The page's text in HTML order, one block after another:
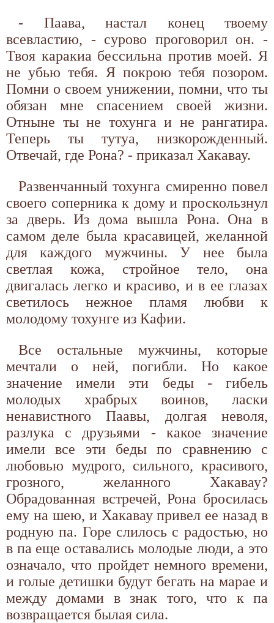
- Паава, настал конец твоему
всевластию, - сурово проговорил он. -
Твоя каракиа бессильна против моей. Я
не убью тебя. Я покрою тебя позором.
Помни о своем унижении, помни, что ты
обязан мне спасением своей жизни.
Отныне ты не тохунга и не рангатира.
Теперь ты тутуа, низкорожденный.
Отвечай, где Рона? - приказал Хакавау.
Развенчанный тохунга смиренно повел
своего соперника к дому и проскользнул
за дверь. Из дома вышла Рона. Она в
самом деле была красавицей, желанной
для каждого мужчины. У нее была
светлая кожа, стройное тело, она
двигалась легко и красиво, и в ее глазах
светилось нежное пламя любви к
молодому тохунге из Кафии.
Все остальные мужчины, которые
мечтали о ней, погибли. Но какое
значение имели эти беды - гибель
молодых храбрых воинов, ласки
ненавистного Паавы, долгая неволя,
разлука с друзьями - какое значение
имели все эти беды по сравнению с
любовью мудрого, сильного, красивого,
грозного, желанного Хакавау?
Обрадованная встречей, Рона бросилась
ему на шею, и Хакавау привел ее назад в
родную па. Горе слилось с радостью, но
в па еще оставались молодые люди, а это
означало, что пройдет немного времени,
и голые детишки будут бегать на марае и
между домами в знак того, что к па
возвращается былая сила.